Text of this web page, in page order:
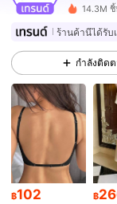
4.91
4.91
4.91
4.91
14.3M
ร้านค้านี้ได้รับ
กำลังติด
฿102 ฿